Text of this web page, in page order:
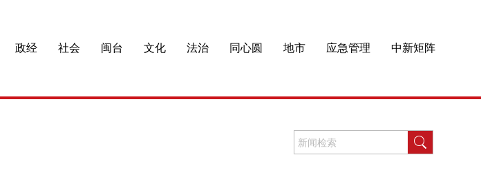
政经 社会 闽台 文化 法治 同心圆 地市 应急管理 中新矩阵